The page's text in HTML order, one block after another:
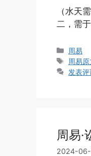
（水天
二，需
分
类
周易
标
签
周易原
发表评
周易·
2024-